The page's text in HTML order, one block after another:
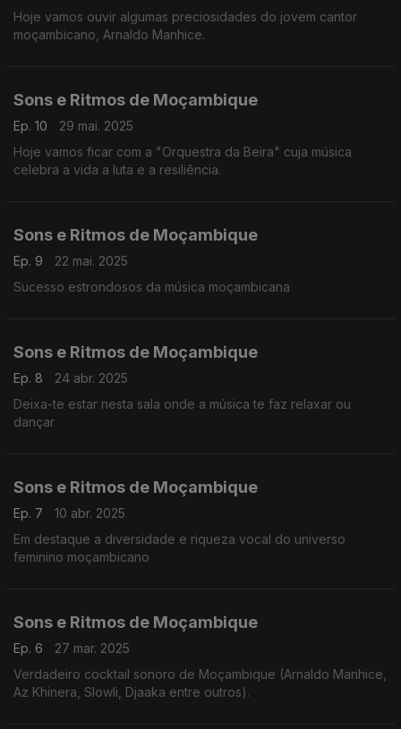
Hoje vamos ouvir algumas preciosidades do jovem cantor
moçambicano, Arnaldo Manhice.
Sons e Ritmos de Moçambique
Ep. 10
29 mai. 2025
Hoje vamos ficar com a "Orquestra da Beira" cuja música
celebra a vida a luta e a resiliência.
Sons e Ritmos de Moçambique
Ep. 9
22 mai. 2025
Sucesso estrondosos da música moçambicana
Sons e Ritmos de Moçambique
Ep. 8
24 abr. 2025
Deixa-te estar nesta sala onde a música te faz relaxar ou
dançar
Sons e Ritmos de Moçambique
Ep. 7
10 abr. 2025
Em destaque a diversidade e riqueza vocal do universo
feminino moçambicano
Sons e Ritmos de Moçambique
Ep. 6
27 mar. 2025
Verdadeiro cocktail sonoro de Moçambique (Arnaldo Manhice,
Az Khinera, Slowli, Djaaka entre outros).